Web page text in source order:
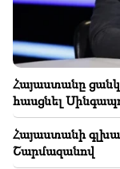
քանակները
14:00
Տարոյի
խոստանում
Ջուր հավաքեք.
Հայաստանը
հասցնել
Հայաստանի
Շարմազանով